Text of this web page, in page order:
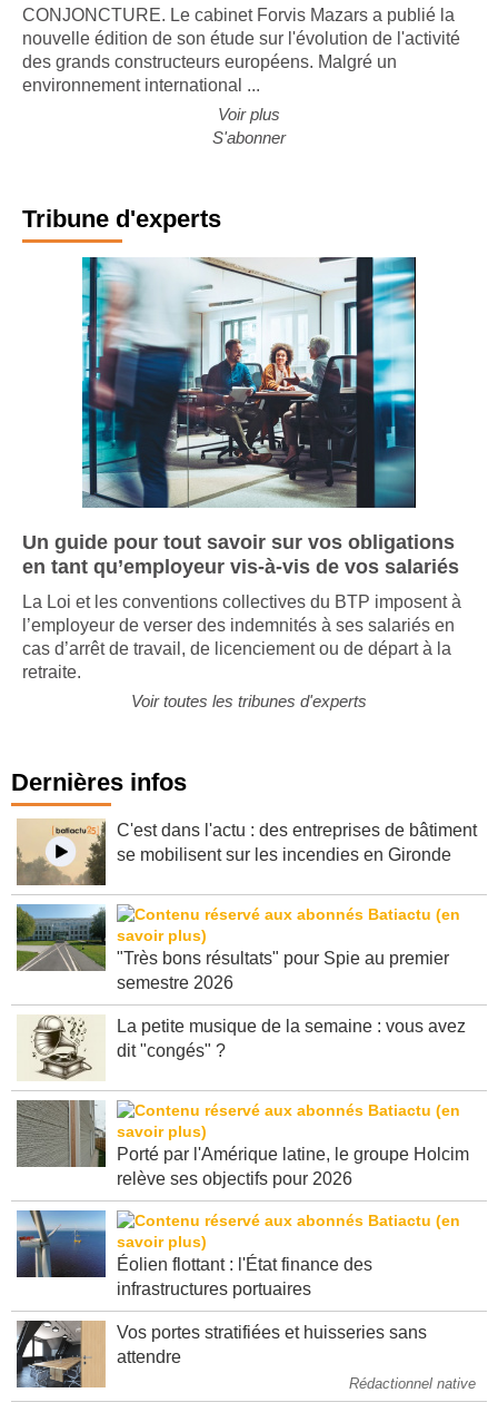
CONJONCTURE. Le cabinet Forvis Mazars a publié la
nouvelle édition de son étude sur l'évolution de l'activité
des grands constructeurs européens. Malgré un
environnement international ...
Voir plus
S'abonner
Tribune d'experts
Un guide pour tout savoir sur vos obligations
en tant qu’employeur vis-à-vis de vos salariés
La Loi et les conventions collectives du BTP imposent à
l’employeur de verser des indemnités à ses salariés en
cas d’arrêt de travail, de licenciement ou de départ à la
retraite.
Voir toutes les tribunes d'experts
Dernières infos
C'est dans l'actu : des entreprises de bâtiment
se mobilisent sur les incendies en Gironde
"Très bons résultats" pour Spie au premier
semestre 2026
La petite musique de la semaine : vous avez
dit "congés" ?
Porté par l'Amérique latine, le groupe Holcim
relève ses objectifs pour 2026
Éolien flottant : l'État finance des
infrastructures portuaires
Vos portes stratifiées et huisseries sans
attendre
Rédactionnel native